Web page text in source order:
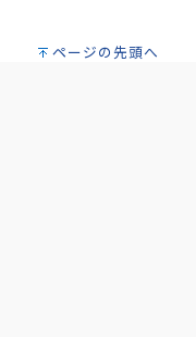
ページの先頭へ